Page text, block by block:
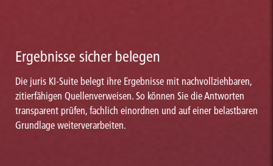
Ergebnisse sicher belegen
Die juris KI-Suite belegt ihre Ergebnisse mit nachvollziehbaren,
zitierfähigen Quellenverweisen. So können Sie die Antworten
transparent prüfen, fachlich einordnen und auf einer belastbaren
Grundlage weiterverarbeiten.